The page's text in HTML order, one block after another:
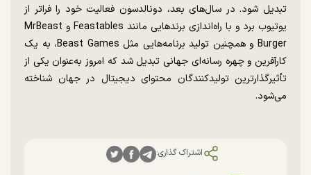
تبدیل شود. در سال‌های بعد، دونالدسون فعالیت خود را فراتر از
یوتیوب برد و با راه‌اندازی برندهایی مانند Feastables و MrBeast
Burger و همچنین تولید برنامه‌هایی مثل Beast Games، به یک
کارآفرین و چهره رسانه‌ای جهانی تبدیل شد که امروز به‌عنوان یکی از
تأثیرگذارترین تولیدکنندگان محتوای دیجیتال در جهان شناخته
می‌شود.
اشتراک گذاری: